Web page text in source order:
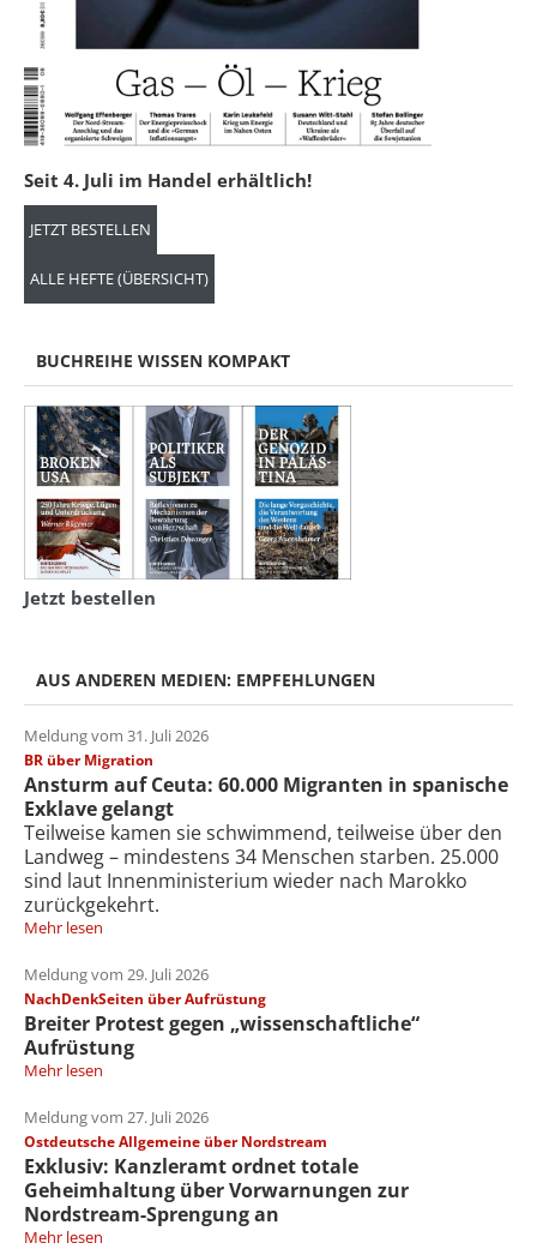
Seit 4. Juli im Handel erhältlich!
JETZT BESTELLEN
ALLE HEFTE (ÜBERSICHT)
BUCHREIHE WISSEN KOMPAKT
Jetzt bestellen
AUS ANDEREN MEDIEN: EMPFEHLUNGEN
Meldung vom 31. Juli 2026
BR über Migration
Ansturm auf Ceuta: 60.000 Migranten in spanische
Exklave gelangt
Teilweise kamen sie schwimmend, teilweise über den
Landweg – mindestens 34 Menschen starben. 25.000
sind laut Innenministerium wieder nach Marokko
zurückgekehrt.
Mehr lesen
Meldung vom 29. Juli 2026
NachDenkSeiten über Aufrüstung
Breiter Protest gegen „wissenschaftliche“
Aufrüstung
Mehr lesen
Meldung vom 27. Juli 2026
Ostdeutsche Allgemeine über Nordstream
Exklusiv: Kanzleramt ordnet totale
Geheimhaltung über Vorwarnungen zur
Nordstream-Sprengung an
Mehr lesen